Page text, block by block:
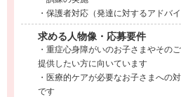
・保護者対応（発達に対するアドバイ
求める人物像・応募要件
・重症心身障がいのお子さまやその
提供したい方に向いています
・医療的ケアが必要なお子さまへの
です